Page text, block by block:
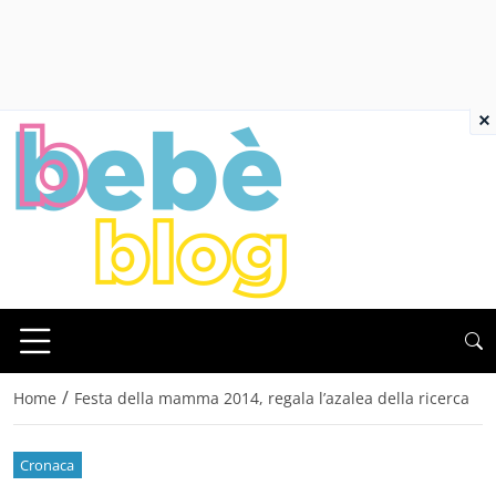
Home / Festa della mamma 2014, regala l’azalea della ricerca
Cronaca
×